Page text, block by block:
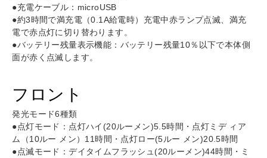
●充電ケーブル：microUSB
●約3時間で満充電（0.1A給電時）充電中赤ランプ点滅、満充
電で赤点灯に切り替わります。
●バッテリー残量表示機能：バッテリー残量10％以下で本体側
面が赤く点滅します。
フロント
発光モード6種類
●点灯モード：点灯ハイ(20ルーメン)5.5時間・点灯ミデ ィア
ム（10ルー メン）11時間・点灯ロー(5ルー メン)20.5時間
●点滅モード：デイタイムフラッシュ(20ルーメン)44時間・ミ